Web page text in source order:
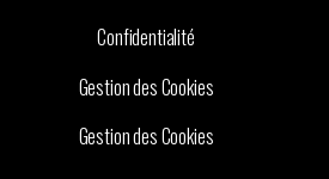
Confidentialité
Gestion des Cookies
Gestion des Cookies